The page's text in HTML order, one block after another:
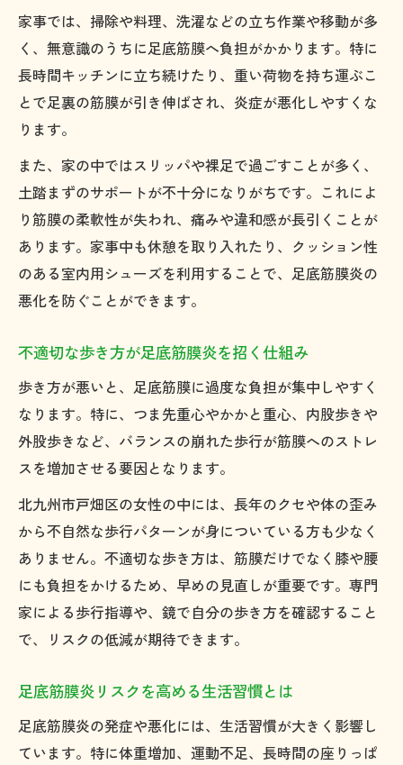
家事では、掃除や料理、洗濯などの立ち作業や移動が多
く、無意識のうちに足底筋膜へ負担がかかります。特に
長時間キッチンに立ち続けたり、重い荷物を持ち運ぶこ
とで足裏の筋膜が引き伸ばされ、炎症が悪化しやすくな
ります。
また、家の中ではスリッパや裸足で過ごすことが多く、
土踏まずのサポートが不十分になりがちです。これによ
り筋膜の柔軟性が失われ、痛みや違和感が長引くことが
あります。家事中も休憩を取り入れたり、クッション性
のある室内用シューズを利用することで、足底筋膜炎の
悪化を防ぐことができます。
不適切な歩き方が足底筋膜炎を招く仕組み
歩き方が悪いと、足底筋膜に過度な負担が集中しやすく
なります。特に、つま先重心やかかと重心、内股歩きや
外股歩きなど、バランスの崩れた歩行が筋膜へのストレ
スを増加させる要因となります。
北九州市戸畑区の女性の中には、長年のクセや体の歪み
から不自然な歩行パターンが身についている方も少なく
ありません。不適切な歩き方は、筋膜だけでなく膝や腰
にも負担をかけるため、早めの見直しが重要です。専門
家による歩行指導や、鏡で自分の歩き方を確認すること
で、リスクの低減が期待できます。
足底筋膜炎リスクを高める生活習慣とは
足底筋膜炎の発症や悪化には、生活習慣が大きく影響し
ています。特に体重増加、運動不足、長時間の座りっぱ